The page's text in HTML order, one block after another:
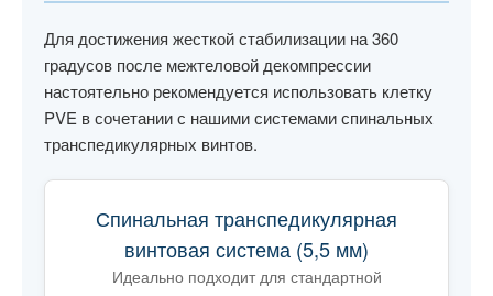
Для достижения жесткой стабилизации на 360
градусов после межтеловой декомпрессии
настоятельно рекомендуется использовать клетку
PVE в сочетании с нашими системами спинальных
транспедикулярных винтов.
Спинальная транспедикулярная
винтовая система (5,5 мм)
Идеально подходит для стандартной